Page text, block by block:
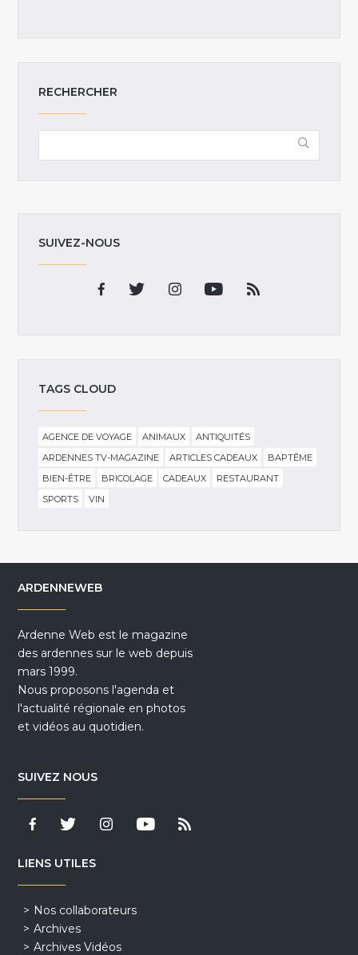
RECHERCHER
SUIVEZ-NOUS
TAGS CLOUD
AGENCE DE VOYAGE ANIMAUX
ANTIQUITÉS
ARDENNES TV-MAGAZINE
ARTICLES CADEAUX
BAPTÊME
BIEN-ÊTRE
BRICOLAGE CADEAUX
RESTAURANT
SPORTS
VIN
ARDENNEWEB
Ardenne Web est le magazine
des ardennes sur le web depuis
mars 1999.
Nous proposons l'agenda et
l'actualité régionale en photos
et vidéos au quotidien.
SUIVEZ NOUS
LIENS UTILES
Nos collaborateurs
Archives
Archives Vidéos